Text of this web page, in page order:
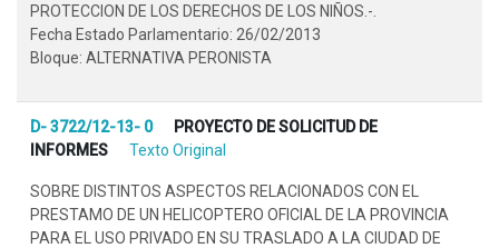
PROTECCION DE LOS DERECHOS DE LOS NIÑOS.-.
Fecha Estado Parlamentario: 26/02/2013
Bloque: ALTERNATIVA PERONISTA
D- 3722/12-13- 0
PROYECTO DE SOLICITUD DE
INFORMES
Texto Original
SOBRE DISTINTOS ASPECTOS RELACIONADOS CON EL
PRESTAMO DE UN HELICOPTERO OFICIAL DE LA PROVINCIA
PARA EL USO PRIVADO EN SU TRASLADO A LA CIUDAD DE